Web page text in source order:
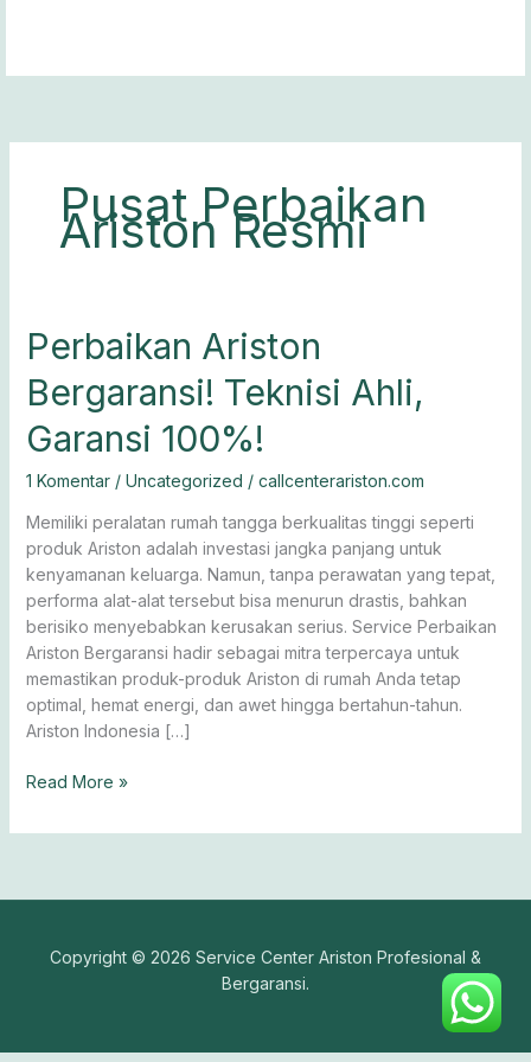
Pusat Perbaikan
Ariston Resmi
Perbaikan Ariston
Bergaransi! Teknisi Ahli,
Garansi 100%!
1 Komentar / Uncategorized / callcenterariston.com
Memiliki peralatan rumah tangga berkualitas tinggi seperti
produk Ariston adalah investasi jangka panjang untuk
kenyamanan keluarga. Namun, tanpa perawatan yang tepat,
performa alat-alat tersebut bisa menurun drastis, bahkan
berisiko menyebabkan kerusakan serius. Service Perbaikan
Ariston Bergaransi hadir sebagai mitra terpercaya untuk
memastikan produk-produk Ariston di rumah Anda tetap
optimal, hemat energi, dan awet hingga bertahun-tahun.
Ariston Indonesia […]
Perbaikan
Ariston
Bergaransi!
Ahli,
100%!
Read More »
Copyright © 2026 Service Center Ariston Profesional &
Bergaransi.